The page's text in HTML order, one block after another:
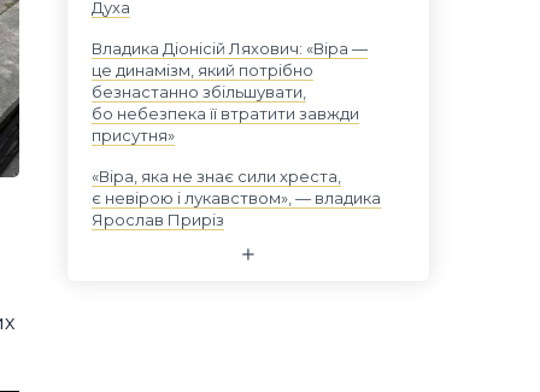
Духа
Владика Діонісій Ляхович: «Віра —
це динамізм, який потрібно
безнастанно збільшувати,
бо небезпека її втратити завжди
присутня»
«Віра, яка не знає сили хреста,
є невірою і лукавством», — владика
Ярослав Приріз